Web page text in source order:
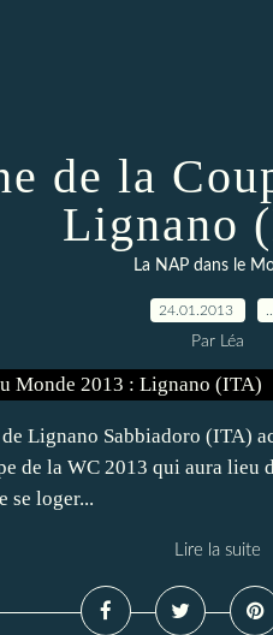
de la
Lignano
La NAP dans le
24.01.2013
Par Léa
Lignano Sabbiadoro (ITA)
de la WC 2013 qui aura lieu
se loger...
Lire la suite